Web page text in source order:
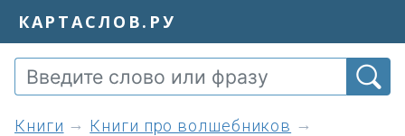
КАРТАСЛОВ.РУ
книги
Книги про волшебников